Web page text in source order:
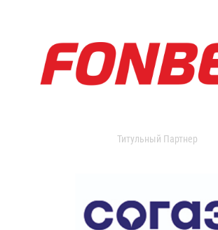
Титульный Партнер